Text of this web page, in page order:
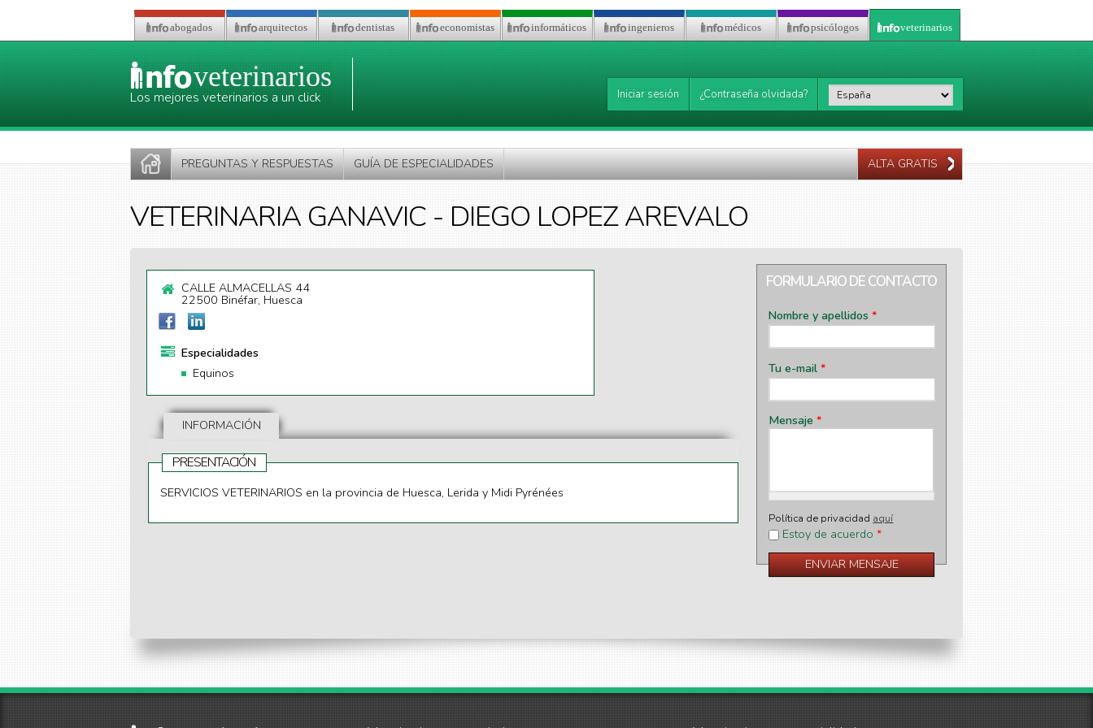
abogados arquitectos dentistas economistas informáticos ingenieros médicos psicólogos veterinarios
veterinarios
Los mejores veterinarios a un click Iniciar sesión ¿Contraseña olvidada? País*
PREGUNTAS Y RESPUESTAS GUÍA DE ESPECIALIDADES ALTA GRATIS
VETERINARIA GANAVIC - DIEGO LOPEZ AREVALO
CALLE ALMACELLAS 44
22500 Binéfar, Huesca
Especialidades
Equinos
INFORMACIÓN
PRESENTACIÓN
SERVICIOS VETERINARIOS en la provincia de Huesca, Lerida y Midi Pyrénées
FORMULARIO DE CONTACTO
Nombre y apellidos*
Tu e-mail*
Mensaje*
Política de privacidad aquí
Estoy de acuerdo*